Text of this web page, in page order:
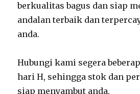
berkualitas bagus dan siap
andalan terbaik dan
anda.
Hubungi kami segera
hari H, sehingga stok dan
siap menyambut anda.